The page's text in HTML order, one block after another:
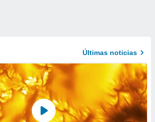
Últimas noticias